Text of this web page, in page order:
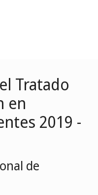
Tratado
en
2019 -
de